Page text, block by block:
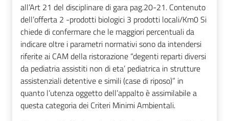
all’Art 21 del disciplinare di gara pag.20-21. Contenuto
dell’offerta 2 -prodotti biologici 3 prodotti locali/Km0 Si
chiede di confermare che le maggiori percentuali da
indicare oltre i parametri normativi sono da intendersi
riferite ai CAM della ristorazione “degenti reparti diversi
da pediatria assistiti non di eta’ pediatrica in strutture
assistenziali detentive e simili (case di riposo)” in
quanto l’utenza oggetto dell’appalto è assimilabile a
questa categoria dei Criteri Minimi Ambientali.